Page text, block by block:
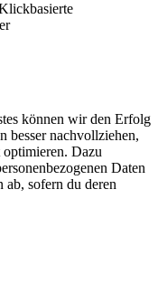
können wir den Erfolg
besser nachvollziehen,
optimieren. Dazu
Daten
ab, sofern du deren